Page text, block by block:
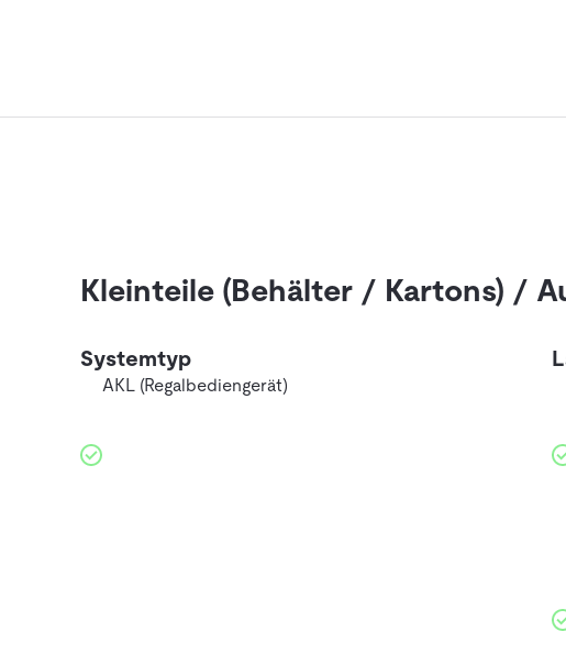
Kleinteile (Behälter / Kartons) /
Systemtyp
AKL (Regalbediengerät)